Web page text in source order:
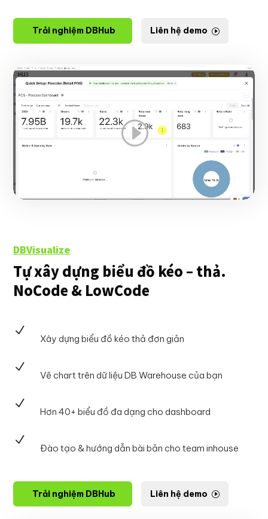
Trải nghiệm DBHub Liên hệ demo
DBVisualize
Tự xây dựng biểu đồ kéo – thả.
NoCode & LowCode
N
Xây dựng biểu đồ kéo thả đơn giản
N
Vẽ chart trên dữ liệu DB Warehouse của bạn
N
Hơn 40+ biểu đồ đa dạng cho dashboard
N
Đào tạo & hướng dẫn bài bản cho team inhouse
Trải nghiệm DBHub Liên hệ demo